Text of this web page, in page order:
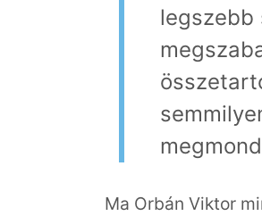
legszebb
Ma Orbán Viktor